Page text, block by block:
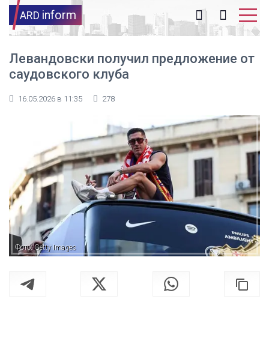
ARD inform
Левандовски получил предложение от
саудовского клуба
16.05.2026 в 11:35 278
Фото: Getty Images